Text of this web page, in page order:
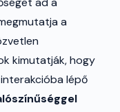
a
kimutatják, hogy
lépő